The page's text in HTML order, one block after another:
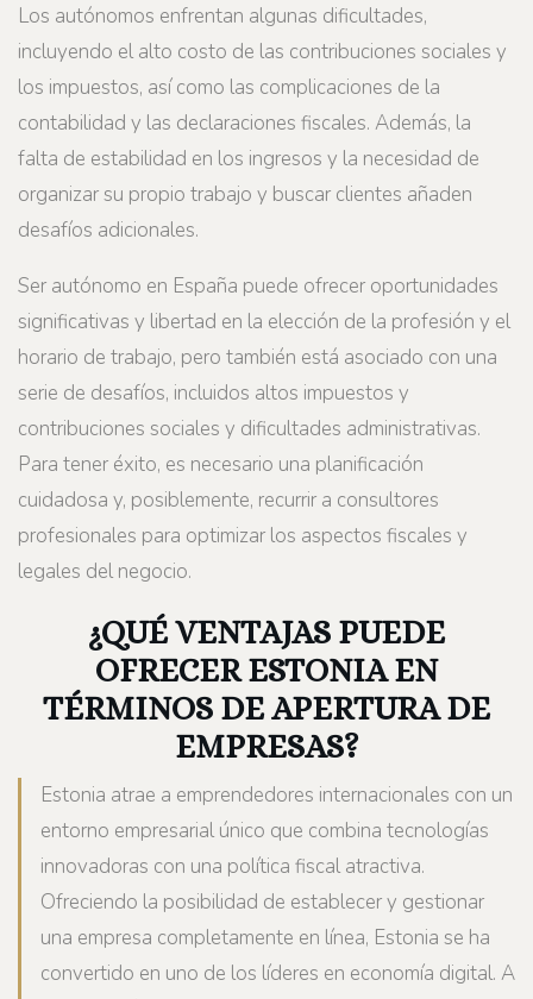
Los autónomos enfrentan algunas dificultades,
incluyendo el alto costo de las contribuciones sociales y
los impuestos, así como las complicaciones de la
contabilidad y las declaraciones fiscales. Además, la
falta de estabilidad en los ingresos y la necesidad de
organizar su propio trabajo y buscar clientes añaden
desafíos adicionales.
Ser autónomo en España puede ofrecer oportunidades
significativas y libertad en la elección de la profesión y el
horario de trabajo, pero también está asociado con una
serie de desafíos, incluidos altos impuestos y
contribuciones sociales y dificultades administrativas.
Para tener éxito, es necesario una planificación
cuidadosa y, posiblemente, recurrir a consultores
profesionales para optimizar los aspectos fiscales y
legales del negocio.
¿QUÉ VENTAJAS PUEDE
OFRECER ESTONIA EN
TÉRMINOS DE APERTURA DE
EMPRESAS?
Estonia atrae a emprendedores internacionales con un
entorno empresarial único que combina tecnologías
innovadoras con una política fiscal atractiva.
Ofreciendo la posibilidad de establecer y gestionar
una empresa completamente en línea, Estonia se ha
convertido en uno de los líderes en economía digital. A